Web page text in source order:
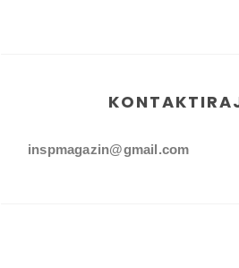
inspmagazin@gmail.com